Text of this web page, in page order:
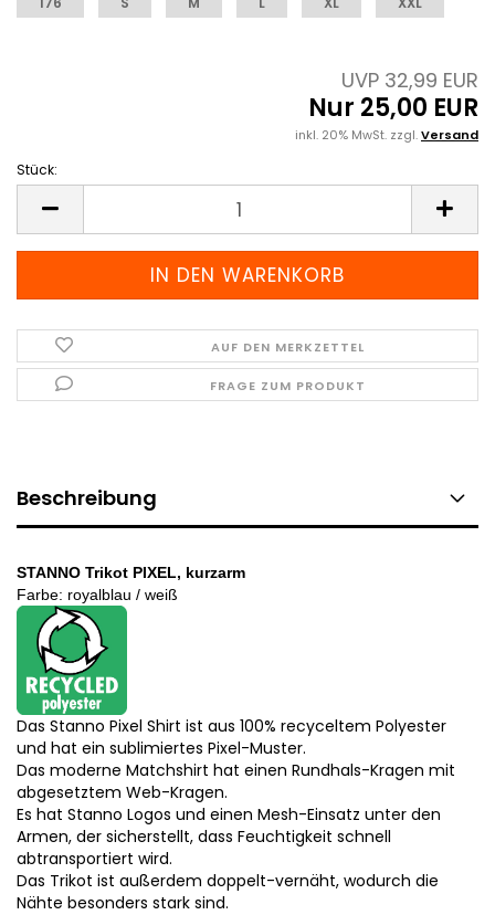
UVP 32,99 EUR
Nur 25,00 EUR
inkl. 20% MwSt. zzgl.Versand
Stück:
AUF DEN MERKZETTEL
FRAGE ZUM PRODUKT
Beschreibung
STANNO Trikot PIXEL, kurzarm
Farbe: royalblau / weiß
Das Stanno Pixel Shirt ist aus 100% recyceltem Polyester
und hat ein sublimiertes Pixel-Muster.
Das moderne Matchshirt hat einen Rundhals-Kragen mit
abgesetztem Web-Kragen.
Es hat Stanno Logos und einen Mesh-Einsatz unter den
Armen, der sicherstellt, dass Feuchtigkeit schnell
abtransportiert wird.
Das Trikot ist außerdem doppelt-vernäht, wodurch die
Nähte besonders stark sind.